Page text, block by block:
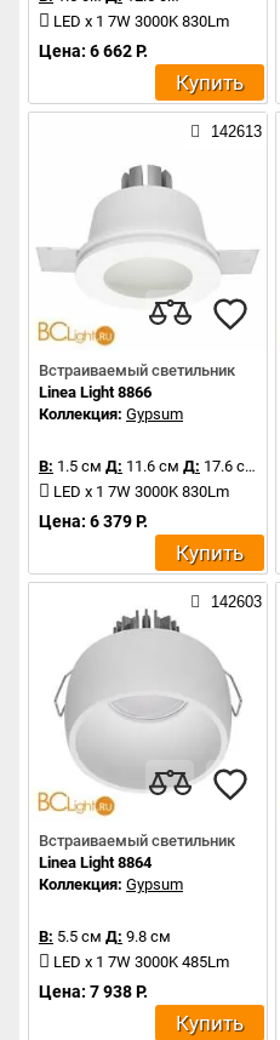
LED x 1 7W 3000K 830Lm
Цена: 6 662 Р.
Купить
142613
Встраиваемый светильник
Linea Light 8866
Коллекция: Gypsum
В: 1.5 см Д: 11.6 см Д: 17.6 см
LED x 1 7W 3000K 830Lm
Цена: 6 379 Р.
Купить
142603
Встраиваемый светильник
Linea Light 8864
Коллекция: Gypsum
В: 5.5 см Д: 9.8 см
LED x 1 7W 3000K 485Lm
Цена: 7 938 Р.
Купить